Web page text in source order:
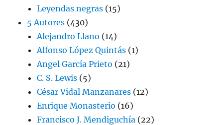
Leyendas negras (15)
5 Autores (430)
Alejandro Llano (14)
Alfonso López Quintás (1)
Angel García Prieto (21)
C. S. Lewis (5)
César Vidal Manzanares (12)
Enrique Monasterio (16)
Francisco J. Mendiguchía (22)